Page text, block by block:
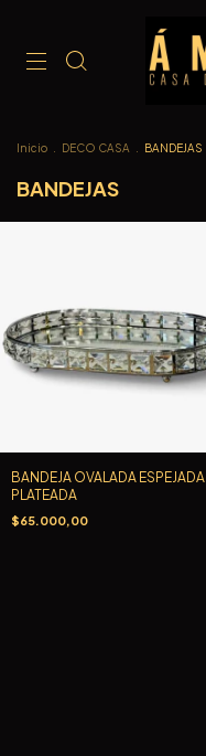
Inicio DECO CASA BANDEJAS
BANDEJAS
BANDEJA OVALADA ESPEJADA
PLATEADA
$65.000,00